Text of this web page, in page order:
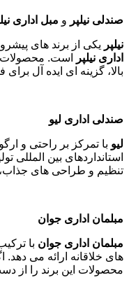
صندلی نیلپر و مبل اداری
نیلپر یکی از برند های پیشرو
اداری نیلپر
است. محصولات
بالا، گزینه ای ایده آل
صندلی اداری لیو
لیو با تمرکز بر راحتی و
استانداردهای بین المللی
تنظیم و طراحی های جذاب،
مبلمان اداری جوان
مبلمان اداری جوان با
های خلاقانه ارائه می دهد.
محصولات این برند را از